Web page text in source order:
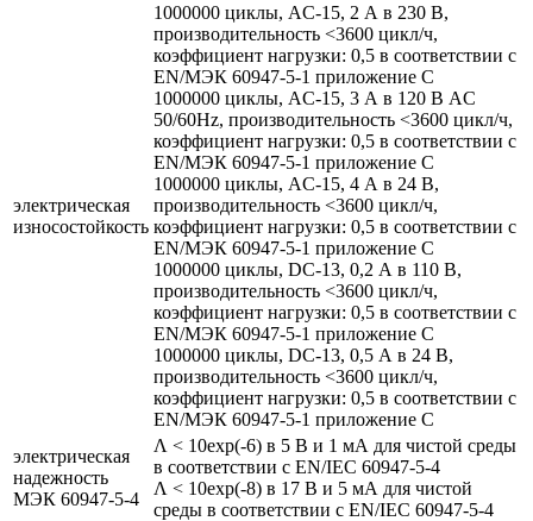
электрическая
износостойкость
1000000 циклы, AC-15, 2 А в 230 В,
производительность <3600 цикл/ч,
коэффициент нагрузки: 0,5 в соответствии с
EN/МЭК 60947-5-1 приложение С
1000000 циклы, AC-15, 3 А в 120 В AC
50/60Hz, производительность <3600 цикл/ч,
коэффициент нагрузки: 0,5 в соответствии с
EN/МЭК 60947-5-1 приложение С
1000000 циклы, AC-15, 4 А в 24 В,
производительность <3600 цикл/ч,
коэффициент нагрузки: 0,5 в соответствии с
EN/МЭК 60947-5-1 приложение С
1000000 циклы, DC-13, 0,2 А в 110 В,
производительность <3600 цикл/ч,
коэффициент нагрузки: 0,5 в соответствии с
EN/МЭК 60947-5-1 приложение С
1000000 циклы, DC-13, 0,5 А в 24 В,
производительность <3600 цикл/ч,
коэффициент нагрузки: 0,5 в соответствии с
EN/МЭК 60947-5-1 приложение С
электрическая
надежность
МЭК 60947-5-4
Λ < 10exp(-6) в 5 В и 1 мА для чистой среды
в соответствии с EN/IEC 60947-5-4
Λ < 10exp(-8) в 17 В и 5 мА для чистой
среды в соответствии с EN/IEC 60947-5-4